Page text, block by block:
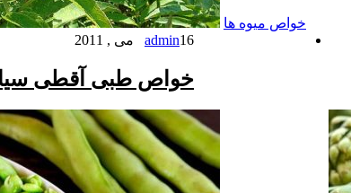
خواص میوه ها
admin16 می , 2011
خواص طبی آقطی